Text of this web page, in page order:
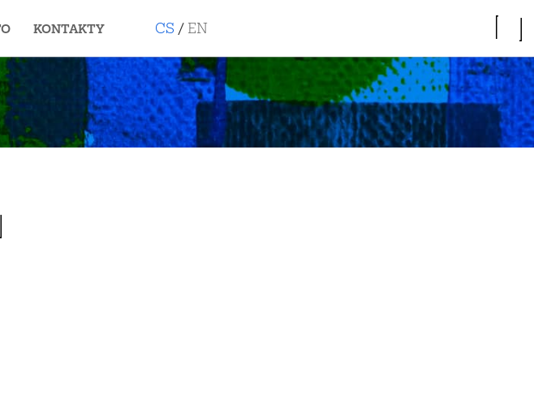
KONTAKTY CS / EN